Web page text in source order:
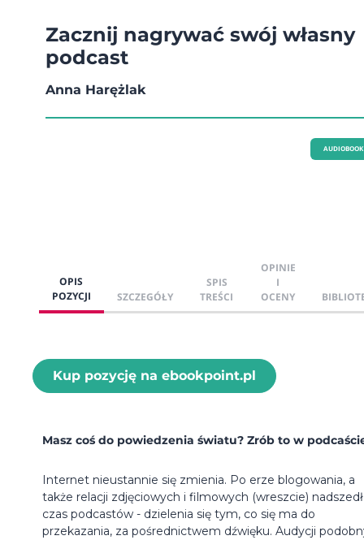
Zacznij nagrywać swój własny
podcast
Anna Harężlak
AUDIOBOOK
OPIS
POZYCJI
SZCZEGÓŁY
SPIS
TREŚCI
OPINIE
I
OCENY
Kup pozycję na ebookpoint.pl
Masz coś do powiedzenia światu? Zrób to w
Internet nieustannie się zmienia. Po erze blogowania, a
także relacji zdjęciowych i filmowych (wreszcie) nadszedł
czas podcastów - dzielenia się tym, co się ma do
przekazania, za pośrednictwem dźwięku. Audycji